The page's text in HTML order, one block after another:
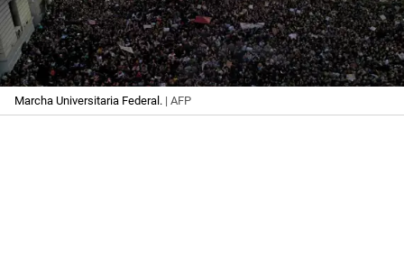
Marcha Universitaria Federal. | AFP